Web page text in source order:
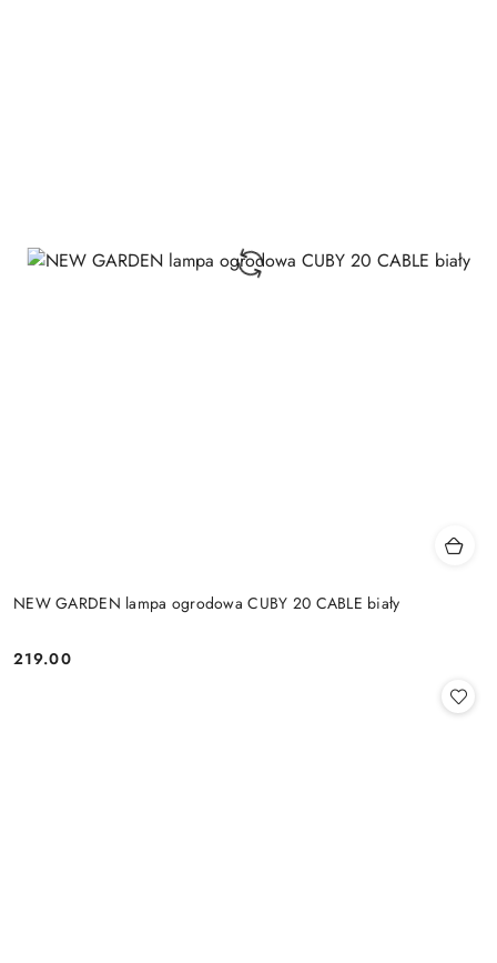
NEW GARDEN lampa ogrodowa CUBY 20 CABLE biały
Cena:
219.00